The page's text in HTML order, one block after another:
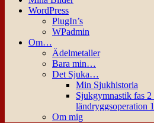
WordPress
PlugIn’s
WPadmin
Om…
Ädelmetaller
Bara min…
Det Sjuka…
Min Sjukhistoria
Sjukgymnastik fas
ländryggsoperation
Om mig